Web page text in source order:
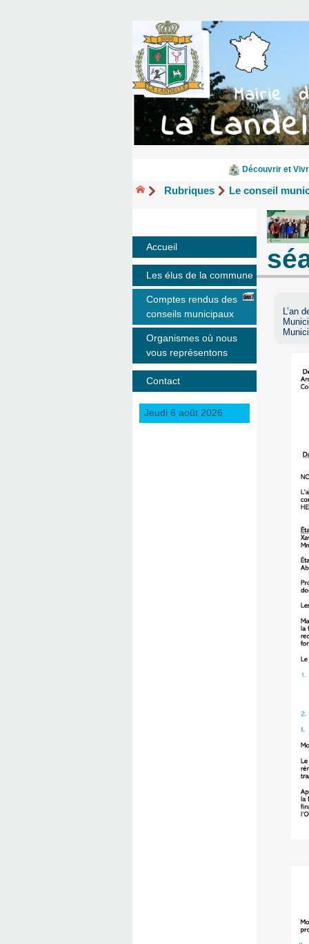
Découvrir et
Rubriques Le conseil
L’an
Accueil
Les élus de la commune
Comptes rendus des
conseils municipaux
Organismes où nous
vous représentons
Contact
Jeudi 6 août 2026